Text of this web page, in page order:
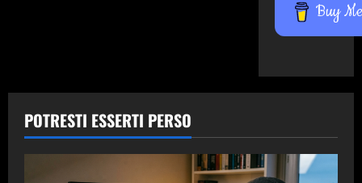
Buy
POTRESTI ESSERTI PERSO